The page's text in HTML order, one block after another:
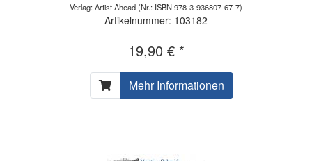
Verlag: Artist Ahead(Nr.: ISBN 978-3-936807-67-7)
Artikelnummer: 103182
19,90 € *
Mehr Informationen